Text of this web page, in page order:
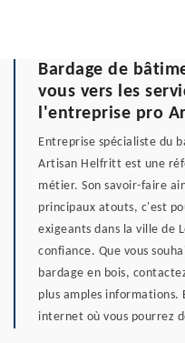
Bardage de
vous vers les
l'entreprise pro
Entreprise spécialiste du
Artisan Helfritt est une
métier. Son savoir-faire
principaux atouts, c'est
exigeants dans la ville de
confiance. Que vous
bardage en bois,
plus amples informations.
internet où vous pourrez